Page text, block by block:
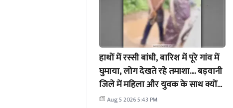
हाथों में रस्सी बांधी, बारिश में पूरे गांव में
घुमाया, लोग देखते रहे तमाशा.... बड़वानी
जिले में महिला और युवक के साथ क्यों
किया गया ये सलूक? जानें पूरा मामला
Aug 5 2026 5:43 PM